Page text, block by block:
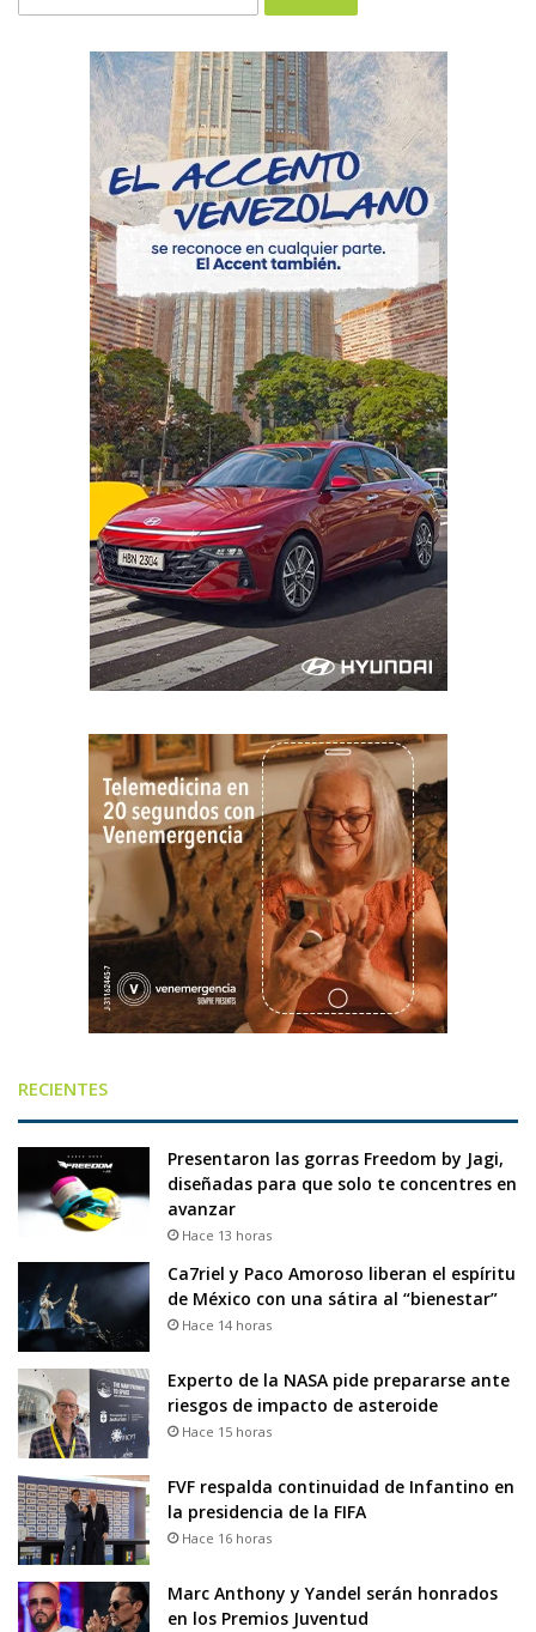
RECIENTES
Presentaron las gorras Freedom by Jagi,
diseñadas para que solo te concentres en
avanzar
Hace 13 horas
Ca7riel y Paco Amoroso liberan el espíritu
de México con una sátira al “bienestar”
Hace 14 horas
Experto de la NASA pide prepararse ante
riesgos de impacto de asteroide
Hace 15 horas
FVF respalda continuidad de Infantino en
la presidencia de la FIFA
Hace 16 horas
Marc Anthony y Yandel serán honrados
en los Premios Juventud